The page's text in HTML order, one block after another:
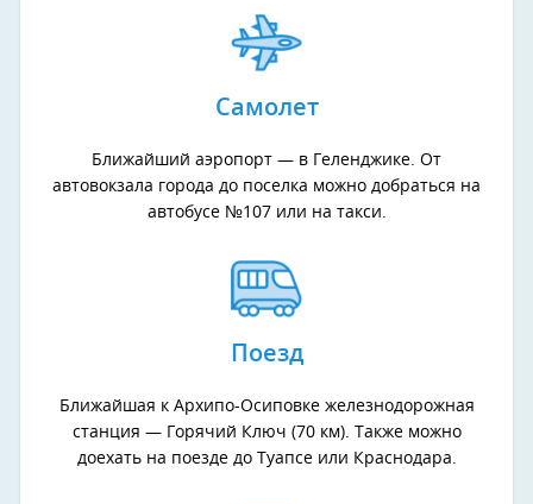
Самолет
Ближайший аэропорт — в Геленджике. От
автовокзала города до поселка можно добраться на
автобусе №107 или на такси.
Поезд
Ближайшая к Архипо-Осиповке железнодорожная
станция — Горячий Ключ (70 км). Также можно
доехать на поезде до Туапсе или Краснодара.